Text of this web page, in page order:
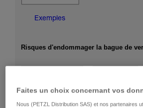
Exemples
Risques d'endommager la bague de
Faites un choix concernant vos
Nous (PETZL Distribution SAS) et nos partenaires